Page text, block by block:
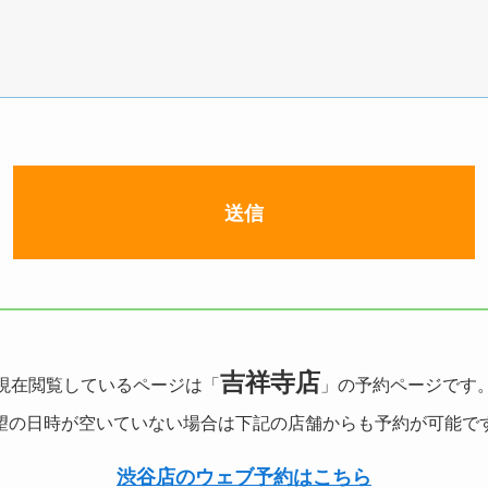
在閲覧しているページは「吉祥寺店 」の予約ページです
の日時が空いていない場合は下記の店舗からも予約が可能で
渋谷店のウェブ予約はこちら